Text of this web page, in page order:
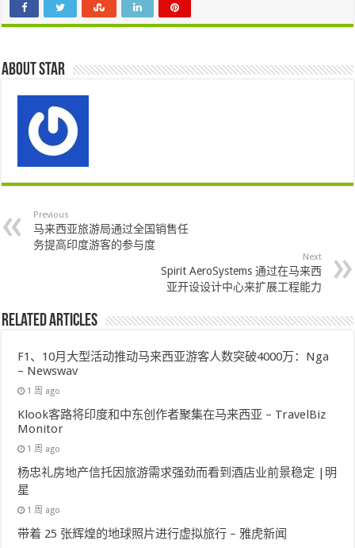
About star
Previous
马来西亚旅游局通过全国销售任
务提高印度游客的参与度
Next
Spirit AeroSystems 通过在马来西
亚开设设计中心来扩展工程能力
Related Articles
F1、10月大型活动推动马来西亚游客人数突破4000万：Nga
– Newswav
1 周 ago
Klook客路将印度和中东创作者聚集在马来西亚 – TravelBiz
Monitor
1 周 ago
杨忠礼房地产信托因旅游需求强劲而看到酒店业前景稳定 |明
星
1 周 ago
带着 25 张辉煌的地球照片进行虚拟旅行 – 雅虎新闻